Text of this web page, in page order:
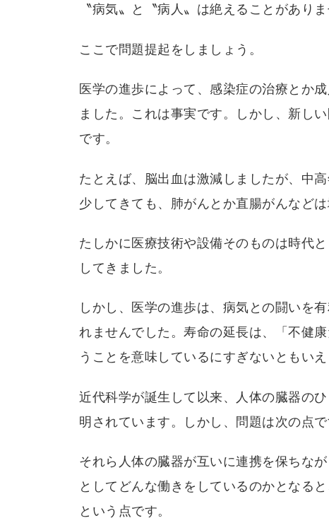
〝病気〟と〝病人〟は絶えることがありま
ここで問題提起をしましょう。
医学の進歩によって、感染症の治療とか
ました。これは事実です。しかし、新し
です。
たとえば、脳出血は激減しましたが、中
少してきても、肺がんとか直腸がんなど
たしかに医療技術や設備そのものは時代
してきました。
しかし、医学の進歩は、病気との闘いを
れませんでした。寿命の延長は、「不健
うことを意味しているにすぎないともいえ
近代科学が誕生して以来、人体の臓器の
明されています。しかし、問題は次の点で
それら人体の臓器が互いに連携を保ちな
としてどんな働きをしているのかとなる
という点です。